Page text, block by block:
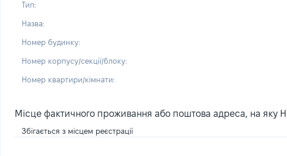
Тип:
Назва:
Номер будинку:
Номер корпусу/секції/блоку:
Номер квартири/кімнати:
Місце фактичного проживання або поштова адреса, на яку
Збігається з місцем реєстрації